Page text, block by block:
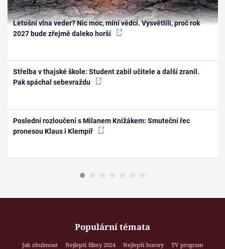
Letošní vlna veder? Nic moc, míní vědci. Vysvětlili, proč rok
2027 bude zřejmě daleko horší
Střelba v thajské škole: Student zabil učitele a další zranil.
Pak spáchal sebevraždu
Poslední rozloučení s Milanem Knížákem: Smuteční řec
pronesou Klaus i Klempíř
Populární témata
Jak zhubnout Nejlepší filmy 2024 Nejlepší horory
TV program